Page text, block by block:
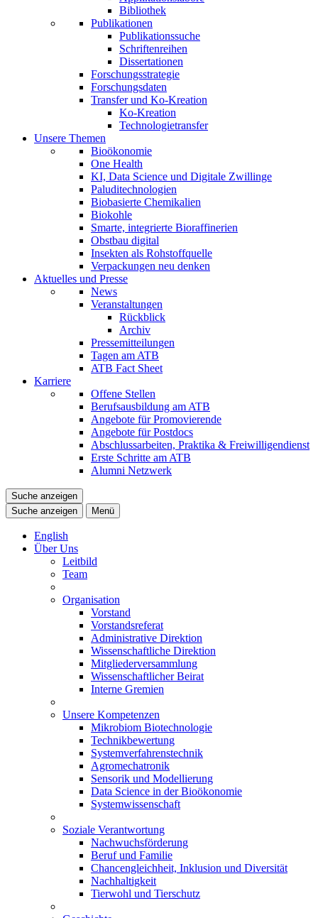
Bibliothek
Publikationen
Publikationssuche
Schriftenreihen
Dissertationen
Forschungsstrategie
Forschungsdaten
Transfer und Ko-Kreation
Ko-Kreation
Technologietransfer
Unsere Themen
Bioökonomie
One Health
KI, Data Science und Digitale Zwillinge
Paluditechnologien
Biobasierte Chemikalien
Biokohle
Smarte, integrierte Bioraffinerien
Obstbau digital
Insekten als Rohstoffquelle
Verpackungen neu denken
Aktuelles und Presse
News
Veranstaltungen
Rückblick
Archiv
Pressemitteilungen
Tagen am ATB
ATB Fact Sheet
Karriere
Offene Stellen
Berufsausbildung am ATB
Angebote für Promovierende
Angebote für Postdocs
Abschlussarbeiten, Praktika & Freiwilligendienst
Erste Schritte am ATB
Alumni Netzwerk
Suche anzeigen
Suche anzeigen
Menü
English
Über Uns
Leitbild
Team
Organisation
Vorstand
Vorstandsreferat
Administrative Direktion
Wissenschaftliche Direktion
Mitgliederversammlung
Wissenschaftlicher Beirat
Interne Gremien
Unsere Kompetenzen
Mikrobiom Biotechnologie
Technikbewertung
Systemverfahrenstechnik
Agromechatronik
Sensorik und Modellierung
Data Science in der Bioökonomie
Systemwissenschaft
Soziale Verantwortung
Nachwuchsförderung
Beruf und Familie
Chancengleichheit, Inklusion und Diversität
Nachhaltigkeit
Tierwohl und Tierschutz